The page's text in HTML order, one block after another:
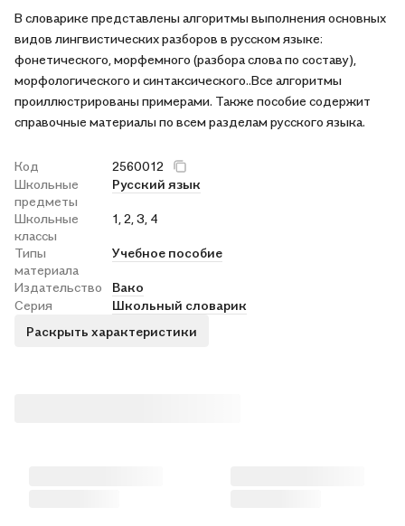
В словарике представлены алгоритмы выполнения основных
видов лингвистических разборов в русском языке:
фонетического, морфемного (разбора слова по составу),
морфологического и синтаксического..Все алгоритмы
проиллюстрированы примерами. Также пособие содержит
справочные материалы по всем разделам русского языка.
Код
2560012
Школьные
предметы
Русский язык
Школьные
классы
1, 2, 3, 4
Типы
материала
Учебное пособие
Издательство
Вако
Серия
Школьный словарик
Раскрыть характеристики